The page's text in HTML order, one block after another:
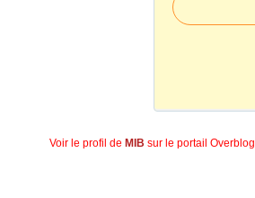
Voir le profil de MIB sur le portail Overblog